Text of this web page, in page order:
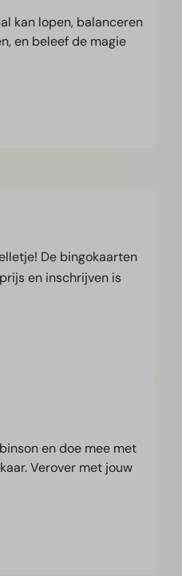
kan lopen, balanceren
en beleef de magie
De bingokaarten
en inschrijven is
en doe mee met
Verover met jouw